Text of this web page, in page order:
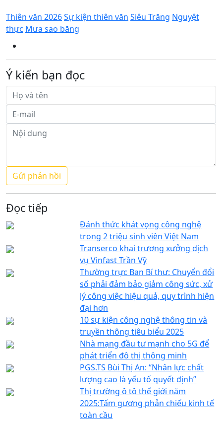
Thiên văn 2026Sự kiện thiên văn Siêu Trăng Nguyệt
thực Mưa sao băng
Ý kiến bạn đọc
Đọc tiếp
Đánh thức khát vọng công nghệ
trong 2 triệu sinh viên Việt Nam
Transerco khai trương xưởng dịch
vụ Vinfast Trần Vỹ
Thường trực Ban Bí thư: Chuyển đổi
số phải đảm bảo giảm công sức, xử
lý công việc hiệu quả, quy trình hiện
đại hơn
10 sự kiện công nghệ thông tin và
truyền thông tiêu biểu 2025
Nhà mạng đầu tư mạnh cho 5G để
phát triển đô thị thông minh
PGS.TS Bùi Thị An: “Nhân lực chất
lượng cao là yếu tố quyết định”
Thị trường ô tô thế giới năm
2025:Tấm gương phản chiếu kinh tế
toàn cầu